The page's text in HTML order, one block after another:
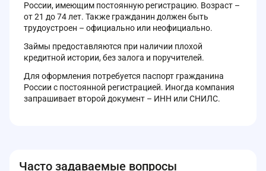
России, имеющим постоянную регистрацию. Возраст –
от 21 до 74 лет. Также гражданин должен быть
трудоустроен – официально или неофициально.
Займы предоставляются при наличии плохой
кредитной истории, без залога и поручителей.
Для оформления потребуется паспорт гражданина
России с постоянной регистрацией. Иногда компания
запрашивает второй документ – ИНН или СНИЛС.
Часто задаваемые вопросы